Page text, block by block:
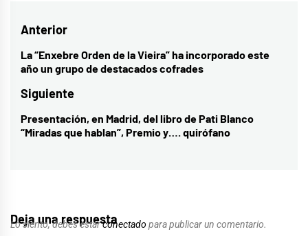
Navegación
de
entradas
Anterior
Entrada
anterior:
La “Enxebre Orden de la Vieira” ha incorporado este
año un grupo de destacados cofrades
Siguiente
Entrada
siguiente:
Presentación, en Madrid, del libro de Pati Blanco
“Miradas que hablan”, Premio y…. quirófano
Deja una respuesta
Lo siento, debes estarconectado para publicar un comentario.